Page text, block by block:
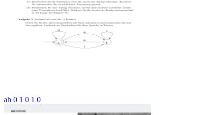
ab 0 1 0 1 0